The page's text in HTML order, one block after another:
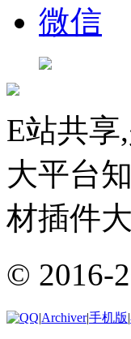
微信
E站共
大平台
材插件
© 2016-
|Archiver|手机版|